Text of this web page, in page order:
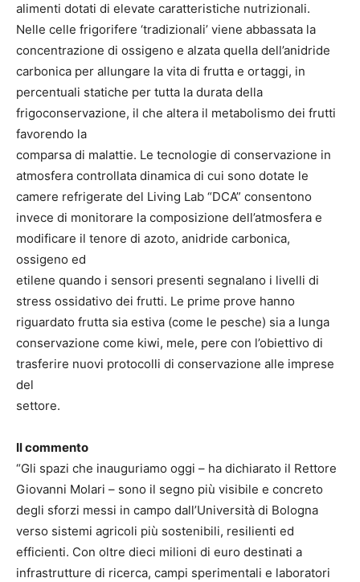
alimenti dotati di elevate caratteristiche nutrizionali.
Nelle celle frigorifere ‘tradizionali’ viene abbassata la
concentrazione di ossigeno e alzata quella dell’anidride
carbonica per allungare la vita di frutta e ortaggi, in
percentuali statiche per tutta la durata della
frigoconservazione, il che altera il metabolismo dei frutti
favorendo la
comparsa di malattie. Le tecnologie di conservazione in
atmosfera controllata dinamica di cui sono dotate le
camere refrigerate del Living Lab “DCA” consentono
invece di monitorare la composizione dell’atmosfera e
modificare il tenore di azoto, anidride carbonica,
ossigeno ed
etilene quando i sensori presenti segnalano i livelli di
stress ossidativo dei frutti. Le prime prove hanno
riguardato frutta sia estiva (come le pesche) sia a lunga
conservazione come kiwi, mele, pere con l’obiettivo di
trasferire nuovi protocolli di conservazione alle imprese
del
settore.
Il commento
“Gli spazi che inauguriamo oggi – ha dichiarato il Rettore
Giovanni Molari – sono il segno più visibile e concreto
degli sforzi messi in campo dall’Università di Bologna
verso sistemi agricoli più sostenibili, resilienti ed
efficienti. Con oltre dieci milioni di euro destinati a
infrastrutture di ricerca, campi sperimentali e laboratori